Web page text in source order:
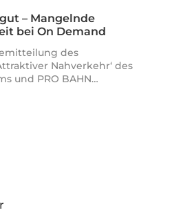
– Mangelnde
bei On Demand
des
Nahverkehr‘ des
und PRO BAHN…